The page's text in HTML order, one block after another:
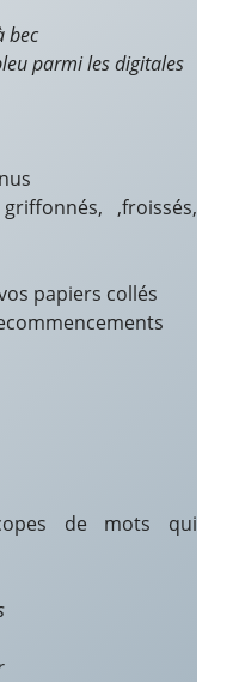
bec
parmi les digitales
,froissés,
papiers collés
de mots qui